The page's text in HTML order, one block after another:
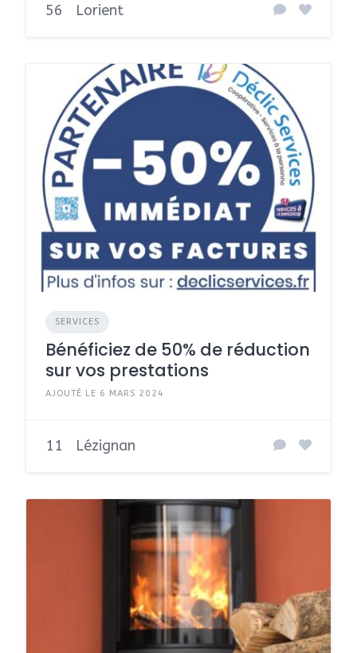
56 Lorient
SERVICES
Bénéficiez de 50% de réduction
sur vos prestations
AJOUTÉ LE 6 MARS 2024
11 Lézignan